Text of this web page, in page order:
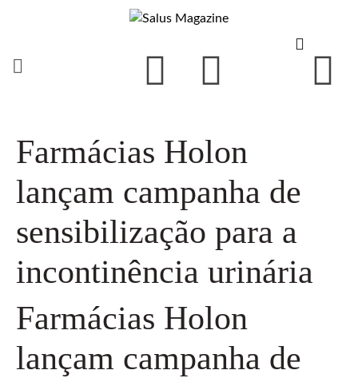
Farmácias Holon
lançam campanha de
sensibilização para a
incontinência urinária
Farmácias Holon
lançam campanha de